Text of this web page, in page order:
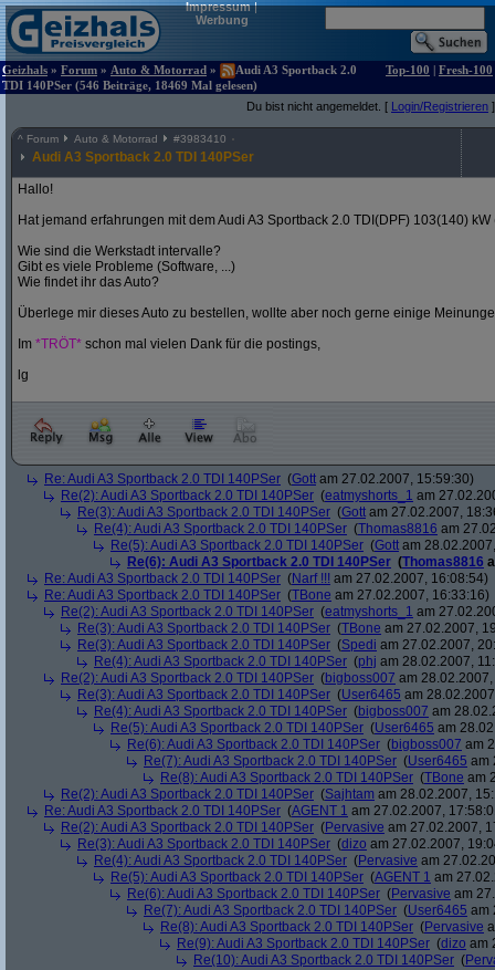
Impressum|
Werbung
Geizhals » Forum » Auto & Motorrad »
Audi A3 Sportback 2.0
TDI 140PSer (546 Beiträge, 18469 Mal gelesen)
Top-100 | Fresh-100
Du bist nicht angemeldet. [ Login/Registrieren ]
^ Forum Auto & Motorrad #3983410
Audi A3 Sportback 2.0 TDI 140PSer
Hallo!
Hat jemand erfahrungen mit dem Audi A3 Sportback 2.0 TDI(DPF) 103(140)
Wie sind die Werkstadt intervalle?
Gibt es viele Probleme (Software, ...)
Wie findet ihr das Auto?
Überlege mir dieses Auto zu bestellen, wollte aber noch gerne einige
Im *TRÖT* schon mal vielen Dank für die postings,
lg
Re: Audi A3 Sportback 2.0 TDI 140PSer (Gott am 27.02.2007, 15:59:30)
Re(2): Audi A3 Sportback 2.0 TDI 140PSer (eatmyshorts_1 am
Re(3): Audi A3 Sportback 2.0 TDI 140PSer (Gott am 27.02.2007,
Re(4): Audi A3 Sportback 2.0 TDI 140PSer (Thomas8816 am
Re(5): Audi A3 Sportback 2.0 TDI 140PSer (Gott am
Re(6): Audi A3 Sportback 2.0 TDI 140PSer (Thomas8816
Re: Audi A3 Sportback 2.0 TDI 140PSer (Narf !!! am 27.02.2007, 16:08:54)
Re: Audi A3 Sportback 2.0 TDI 140PSer (TBone am 27.02.2007, 16:33:16)
Re(2): Audi A3 Sportback 2.0 TDI 140PSer (eatmyshorts_1 am
Re(3): Audi A3 Sportback 2.0 TDI 140PSer (TBone am 27.02.2007,
Re(3): Audi A3 Sportback 2.0 TDI 140PSer (Spedi am 27.02.2007,
Re(4): Audi A3 Sportback 2.0 TDI 140PSer (phj am 28.02.2007,
Re(2): Audi A3 Sportback 2.0 TDI 140PSer (bigboss007 am
Re(3): Audi A3 Sportback 2.0 TDI 140PSer (User6465 am
Re(4): Audi A3 Sportback 2.0 TDI 140PSer (bigboss007 am
Re(5): Audi A3 Sportback 2.0 TDI 140PSer (User6465 am
Re(6): Audi A3 Sportback 2.0 TDI 140PSer (bigboss007 am
Re(7): Audi A3 Sportback 2.0 TDI 140PSer (User6465 am
Re(8): Audi A3 Sportback 2.0 TDI 140PSer (TBone am
Re(2): Audi A3 Sportback 2.0 TDI 140PSer (Sajhtam am 28.02.2007,
Re: Audi A3 Sportback 2.0 TDI 140PSer (AGENT 1 am 27.02.2007,
Re(2): Audi A3 Sportback 2.0 TDI 140PSer (Pervasive am 27.02.2007,
Re(3): Audi A3 Sportback 2.0 TDI 140PSer (dizo am 27.02.2007,
Re(4): Audi A3 Sportback 2.0 TDI 140PSer (Pervasive am
Re(5): Audi A3 Sportback 2.0 TDI 140PSer (AGENT 1 am
Re(6): Audi A3 Sportback 2.0 TDI 140PSer (Pervasive am
Re(7): Audi A3 Sportback 2.0 TDI 140PSer (User6465 am
Re(8): Audi A3 Sportback 2.0 TDI 140PSer (Pervasive
Re(9): Audi A3 Sportback 2.0 TDI 140PSer (dizo am
Re(10): Audi A3 Sportback 2.0 TDI 140PSer (